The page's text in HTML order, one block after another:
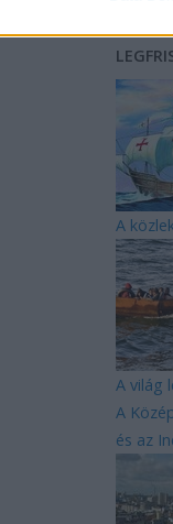
A
A világ
A
és az